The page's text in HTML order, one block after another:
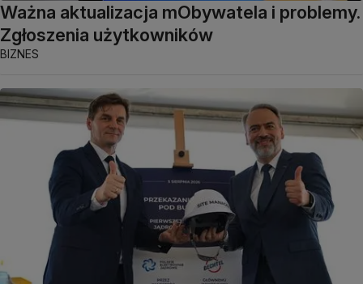
Ważna aktualizacja mObywatela i problemy.
Zgłoszenia użytkowników
BIZNES